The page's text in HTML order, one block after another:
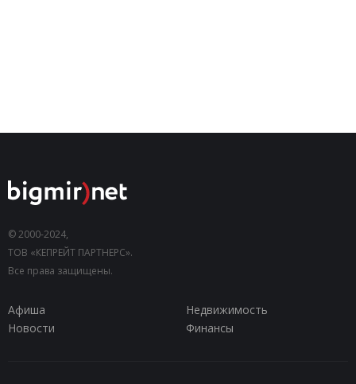
© 2000-2024,
ТОВ «КЕПРЕЙТ ПАРТНЕРС».
Все права защищены.
Афиша
Недвижимость
Новости
Финансы